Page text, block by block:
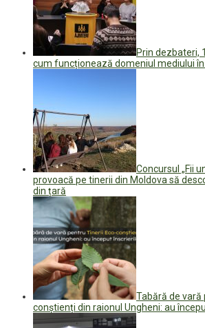
Prin dezbateri,
cum funcționează domeniul mediului
Concursul „Fii
provoacă pe tinerii din Moldova să
din țară
Tabără de vară
conștienți din raionul Ungheni: au